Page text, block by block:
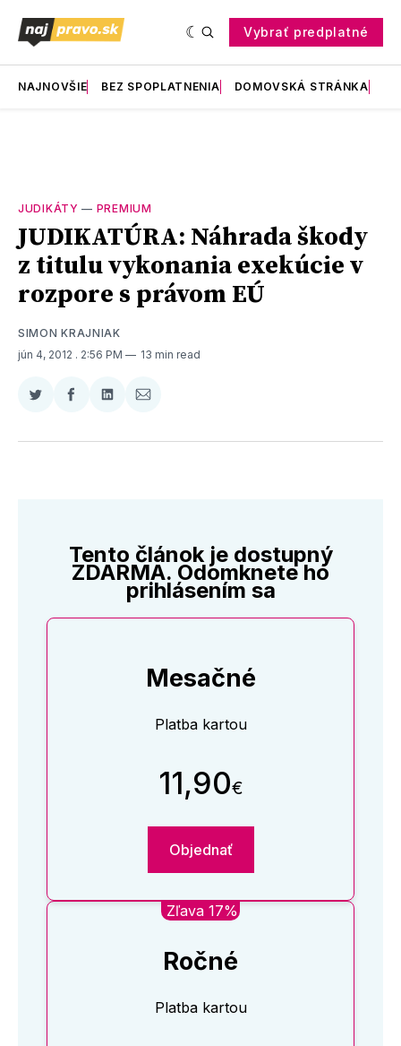
Vybrať predplatné
NAJNOVŠIE BEZ SPOPLATNENIA DOMOVSKÁ STRÁNKA
JUDIKÁTY — PREMIUM
JUDIKATÚRA: Náhrada škody
z titulu vykonania exekúcie v
rozpore s právom EÚ
SIMON KRAJNIAK
jún 4, 2012 . 2:56 PM 13 min read
Zdieľať
Twitter
Zdieľať
Facebooku
Zdieľať
LinkedIne
Zdieľať
E-
Tento článok je dostupný
ZDARMA. Odomknete ho
prihlásením sa
Mesačné
Platba kartou
11,90€
Objednať
Zľava 17%
Ročné
Platba kartou